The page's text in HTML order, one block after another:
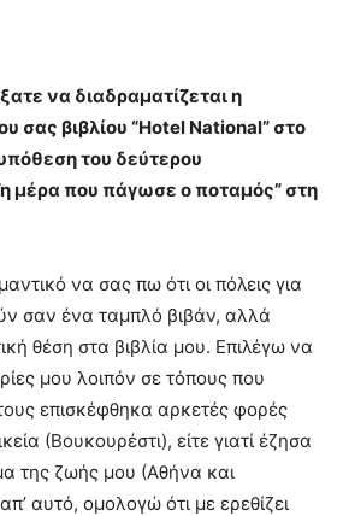
να διαδραματίζεται η
σας βιβλίου “Hotel National” στο
του δεύτερου
μέρα που πάγωσε ο ποταμός” στη
να σας πω ότι οι πόλεις για
σαν ένα ταμπλό βιβάν, αλλά
θέση στα βιβλία μου. Επιλέγω να
μου λοιπόν σε τόπους που
επισκέφθηκα αρκετές φορές
(Βουκουρέστι), είτε γιατί έζησα
της ζωής μου (Αθήνα και
αυτό, ομολογώ ότι με ερεθίζει